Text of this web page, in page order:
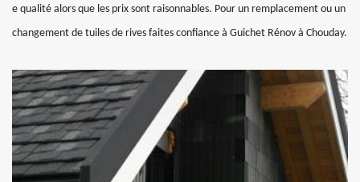
e qualité alors que les prix sont raisonnables. Pour un remplacement ou un
changement de tuiles de rives faites confiance à Guichet Rénov à Chouday.